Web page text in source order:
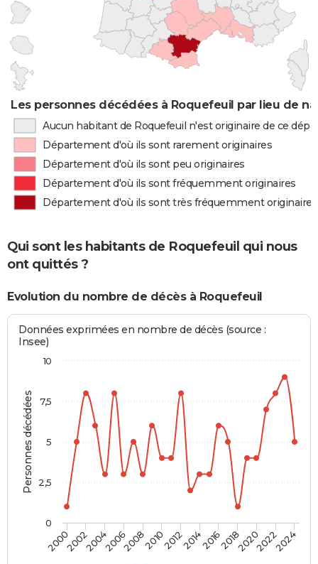
Les personnes décédées à Roquefeuil par lieu de
Aucun habitant de Roquefeuil n'est originaire de ce
Département d'où ils sont rarement originaires
Département d'où ils sont peu originaires
Département d'où ils sont fréquemment originaires
Département d'où ils sont très fréquemment originaires
Qui sont les habitants de Roquefeuil qui nous
ont quittés ?
Evolution du nombre de décès à Roquefeuil
Personnes décédées
Données exprimées en nombre de décès (source :
Insee)
2000200220042006200820102012201420162018202020222024
0
2,5
5
7,5
10